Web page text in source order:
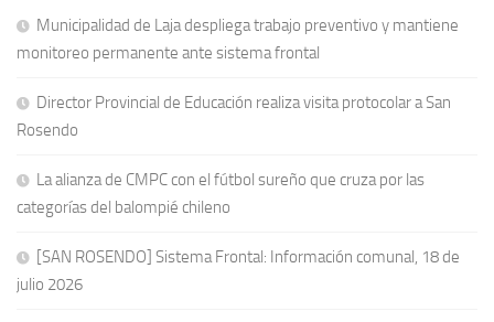
Municipalidad de Laja despliega trabajo preventivo y mantiene
monitoreo permanente ante sistema frontal
Director Provincial de Educación realiza visita protocolar a San
Rosendo
La alianza de CMPC con el fútbol sureño que cruza por las
categorías del balompié chileno
[SAN ROSENDO] Sistema Frontal: Información comunal, 18 de
julio 2026